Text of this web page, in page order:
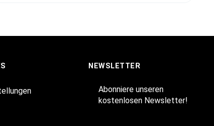
NEWSLETTER
Abonniere unseren
kostenlosen Newsletter!